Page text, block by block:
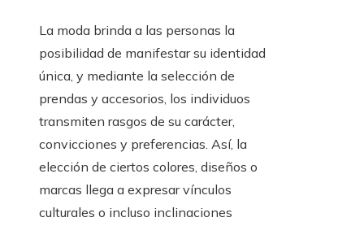
La moda brinda a las personas la
posibilidad de manifestar su identidad
única, y mediante la selección de
prendas y accesorios, los individuos
transmiten rasgos de su carácter,
convicciones y preferencias. Así, la
elección de ciertos colores, diseños o
marcas llega a expresar vínculos
culturales o incluso inclinaciones